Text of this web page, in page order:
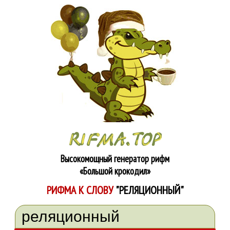
Высокомощный генератор рифм
«Большой крокодил»
РИФМА К СЛОВУ"РЕЛЯЦИОННЫЙ"